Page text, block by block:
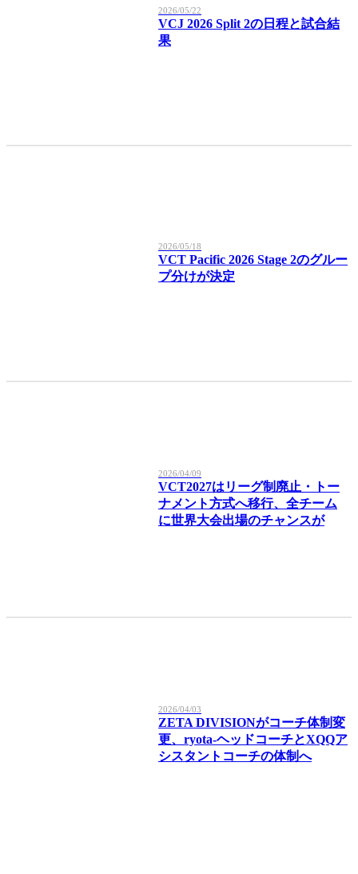
2026/05/22
VCJ 2026 Split 2の日程と試合結
果
2026/05/18
VCT Pacific 2026 Stage 2のグルー
プ分けが決定
2026/04/09
VCT2027はリーグ制廃止・トー
ナメント方式へ移行、全チーム
に世界大会出場のチャンスが
2026/04/03
ZETA DIVISIONがコーチ体制変
更、ryota-ヘッドコーチとXQQア
シスタントコーチの体制へ